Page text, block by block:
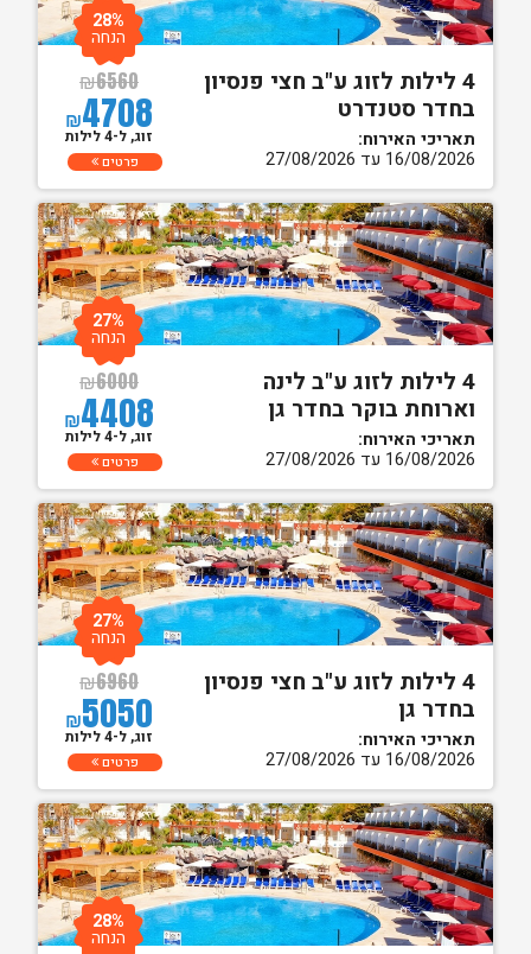
4 לילות לזוג ע"ב חצי פנסיון
בחדר סטנדרט
תאריכי האירוח:
16/08/2026 עד 27/08/2026
₪6560
₪4708
28%
הנחה
זוג, ל-4 לילות
פרטים
4 לילות לזוג ע"ב לינה
וארוחת בוקר בחדר גן
תאריכי האירוח:
16/08/2026 עד 27/08/2026
₪6000
₪4408
27%
הנחה
זוג, ל-4 לילות
פרטים
4 לילות לזוג ע"ב חצי פנסיון
בחדר גן
תאריכי האירוח:
16/08/2026 עד 27/08/2026
₪6960
₪5050
27%
הנחה
זוג, ל-4 לילות
פרטים
28%
הנחה